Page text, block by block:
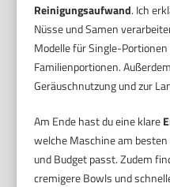
Reinigungsaufwand. Ich
Nüsse und Samen
Modelle für Single-
Familienportionen.
Geräuschnutzung und zur
Am Ende hast du eine klare
welche Maschine am
und Budget passt. Zudem
cremigere Bowls und